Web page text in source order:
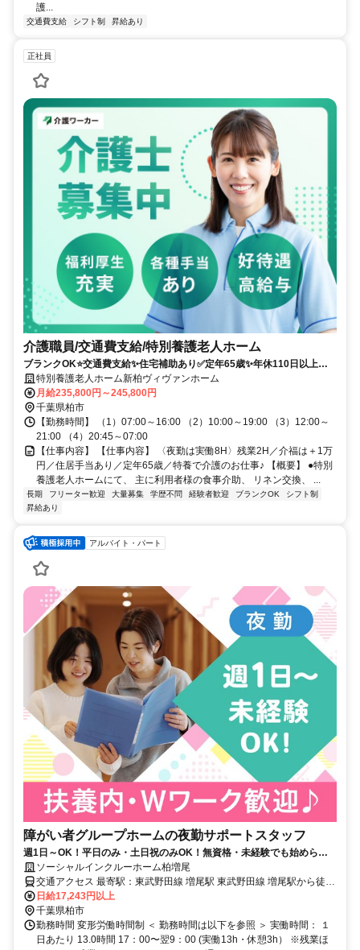
護...
交通費支給 シフト制 昇給あり
正社員
介護職員/交通費支給/特別養護老人ホーム
ブランクOK⭐️交通費支給✨住宅補助あり✅️定年65歳✨年休110日以上⭕️
担当者オススメ✨研修支援有❗️経験者優遇⭐️車通勤ＯＫ
特別養護老人ホーム新柏ヴィヴァンホーム
月給235,800円～245,800円
千葉県柏市
【勤務時間】 （1）07:00～16:00 （2）10:00～19:00 （3）12:00～
21:00 （4）20:45～07:00
【仕事内容】 【仕事内容】 〈夜勤は実働8H〉残業2H／介福は＋1万
円／住居手当あり／定年65歳／特養で介護のお仕事♪ 【概要】 ●特別
養護老人ホームにて、 主に利用者様の食事介助、 リネン交換、 ...
長期 フリーター歓迎 大量募集 学歴不問 経験者歓迎 ブランクOK
シフト制
昇給あり
アルバイト・パート
障がい者グループホームの夜勤サポートスタッフ
週1日～OK！平日のみ・土日祝のみOK！無資格・未経験でも始められ
ます。目の前の人に喜んでいただくことに、一生懸命になれる仕事で
す。
ソーシャルインクルーホーム柏増尾
交通アクセス 最寄駅：東武野田線 増尾駅 東武野田線 増尾駅から徒歩
12分
日給17,243円以上
千葉県柏市
勤務時間 変形労働時間制 ＜ 勤務時間は以下を参照 ＞ 実働時間： １
日あたり 13.0時間 17：00〜翌9：00 (実働13h・休憩3h） ※残業ほ